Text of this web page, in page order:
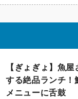
【ぎょぎょ】魚
する絶品ランチ！
メニューに舌鼓